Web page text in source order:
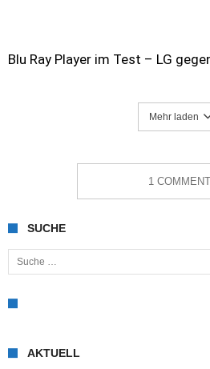
Blu Ray Player im Test – LG
Mehr laden
1 COMMENT
SUCHE
Suche nach:
AKTUELL